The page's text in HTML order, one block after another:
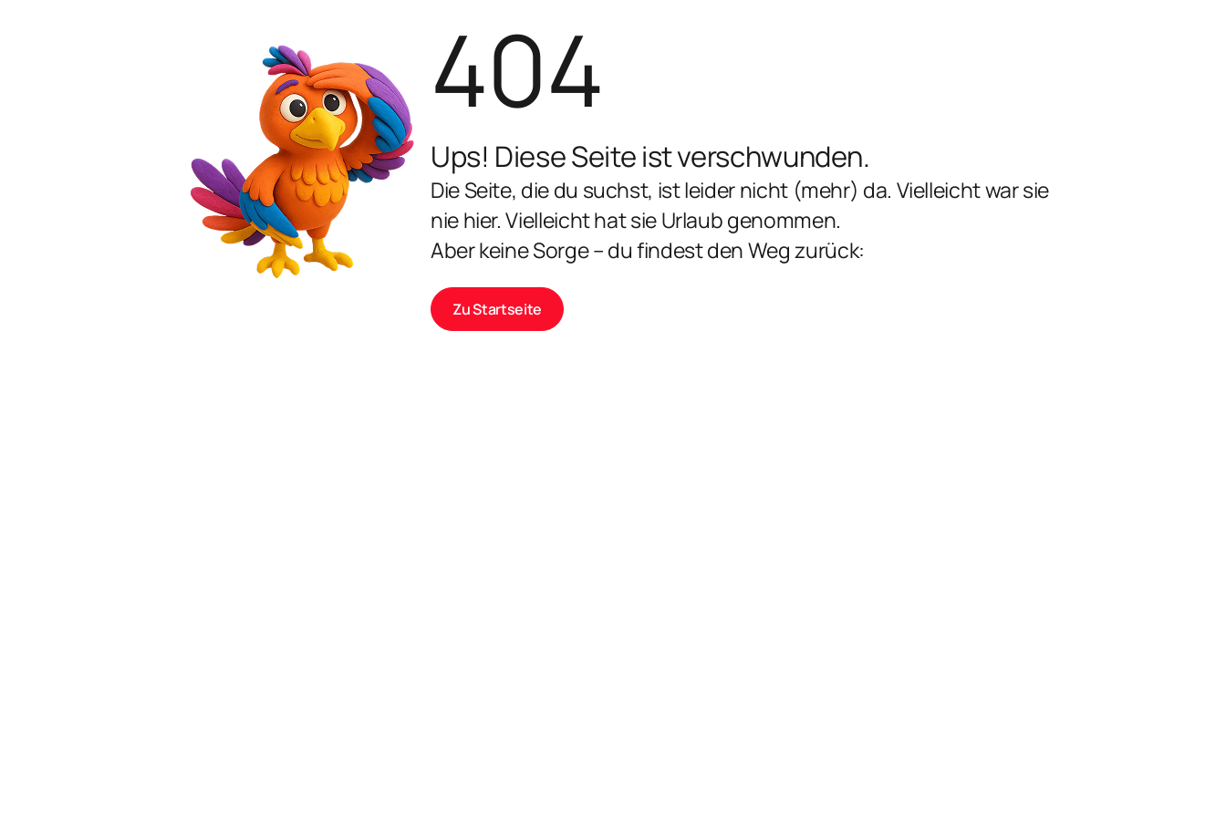
404
Ups! Diese Seite ist verschwunden.
Die Seite, die du suchst, ist leider nicht (mehr) da. Vielleicht war sie
nie hier. Vielleicht hat sie Urlaub genommen.
Aber keine Sorge – du findest den Weg zurück:
Zu Startseite